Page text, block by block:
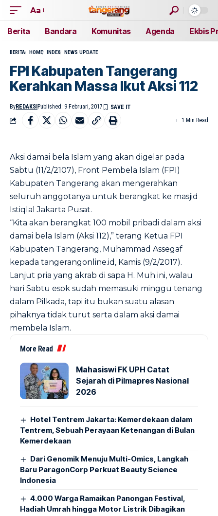
Aa
Berita Bandara Komunitas Agenda Ekbis
BERITA HOME INDEX NEWS UPDATE
FPI Kabupaten Tangerang
Kerahkan Massa Ikut Aksi 112
ByREDAKSI Published: 9 Februari, 2017
1 Min Read
Aksi damai bela Islam yang akan digelar pada
Sabtu (11/2/2107), Front Pembela Islam (FPI)
Kabupaten Tangerang akan mengerahkan
seluruh anggotanya untuk berangkat ke masjid
Istiqlal Jakarta Pusat.
“Kita akan berangkat 100 mobil pribadi dalam aksi
damai bela Islam (Aksi 112),” terang Ketua FPI
Kabupaten Tangerang, Muhammad Assegaf
kepada tangerangonline.id , Kamis (9/2/2017).
Lanjut pria yang akrab di sapa H. Muh ini, walau
hari Sabtu esok sudah memasuki minggu tenang
dalam Pilkada, tapi itu bukan suatu alasan
pihaknya tidak turut serta dalam aksi damai
membela Islam.
More Read
Mahasiswi FK UPH Catat
Sejarah di Pilmapres Nasional
2026
Hotel Tentrem Jakarta: Kemerdekaan dalam
Tentrem, Sebuah Perayaan Ketenangan di Bulan
Kemerdekaan
Dari Genomik Menuju Multi-Omics, Langkah
Baru ParagonCorp Perkuat Beauty Science
Indonesia
4.000 Warga Ramaikan Panongan Festival,
Hadiah Umrah hingga Motor Listrik Dibagikan